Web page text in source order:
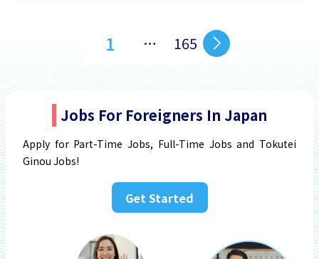
1 … 165
Jobs For Foreigners In Japan
Apply for Part-Time Jobs, Full-Time Jobs and Tokutei
Ginou Jobs!
Get Started